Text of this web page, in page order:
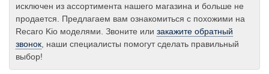
исключен из ассортимента нашего магазина и больше не
продается. Предлагаем вам ознакомиться с похожими на
Recaro Kio моделями. Звоните или закажите обратный
звонок, наши специалисты помогут сделать правильный
выбор!